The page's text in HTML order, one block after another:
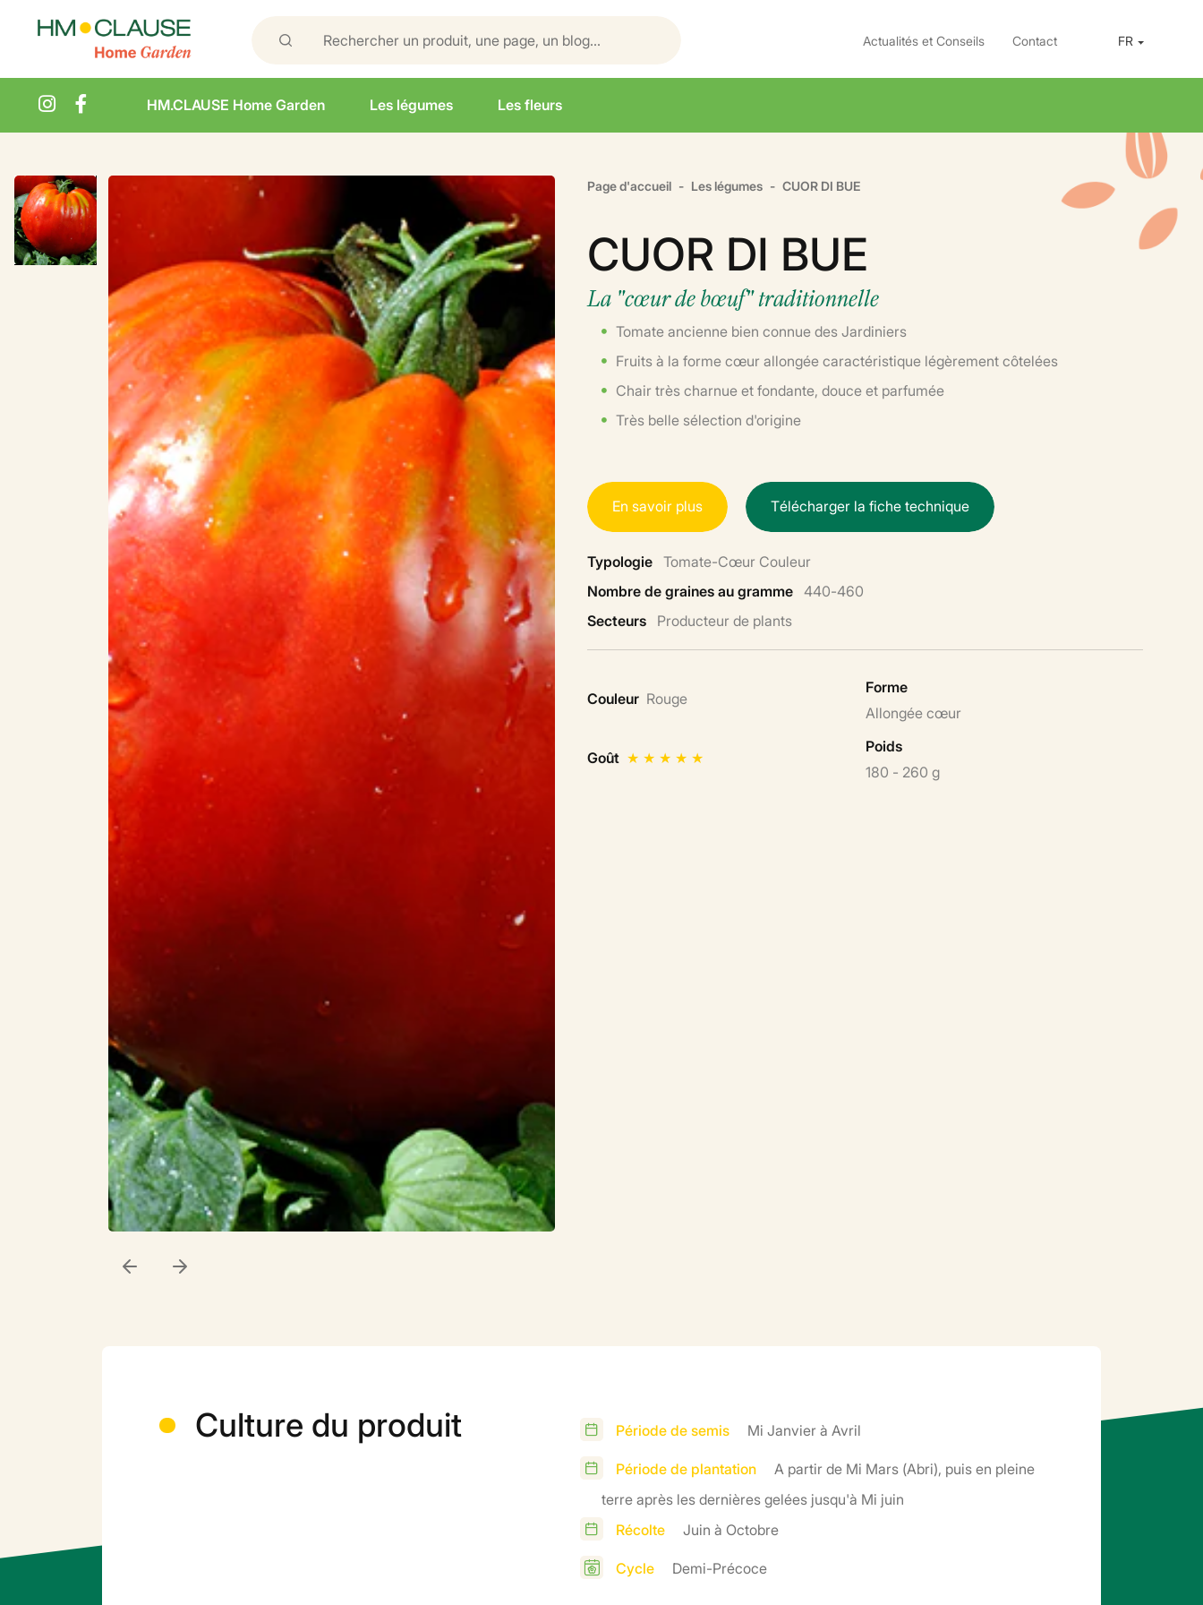
Actualités et Conseils Contact FR
HM.CLAUSE Home Garden Les légumes Les fleurs
Page d'accueil Les légumes CUOR DI BUE
CUOR DI BUE
La "cœur de bœuf" traditionnelle
Tomate ancienne bien connue des Jardiniers
Fruits à la forme cœur allongée caractéristique légèrement côtelées
Chair très charnue et fondante, douce et parfumée
Très belle sélection d'origine
En savoir plus Télécharger la fichetechnique
Typologie Tomate-Cœur Couleur
Nombre de graines au gramme 440-460
Secteurs Producteur de plants
Couleur Rouge
Forme
Allongée cœur
Goût ★ ★ ★ ★ ★
Poids
180 - 260 g
Culture du produit Période de semis
Mi Janvier à Avril
Période de plantation
A partir de Mi Mars (Abri), puis en pleine
terre après les dernières gelées jusqu'à Mi juin
Récolte
Juin à Octobre
Cycle
Demi-Précoce